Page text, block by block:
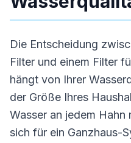
Die Entscheidung
Filter und einem Filter
hängt von Ihrer
der Größe Ihres
Wasser an jedem
sich für ein Ganzhaus-